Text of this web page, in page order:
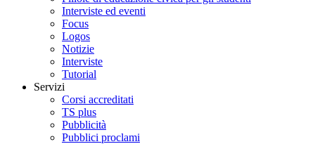
Interviste ed eventi
Focus
Logos
Notizie
Interviste
Tutorial
Servizi
Corsi accreditati
TS plus
Pubblicità
Pubblici proclami